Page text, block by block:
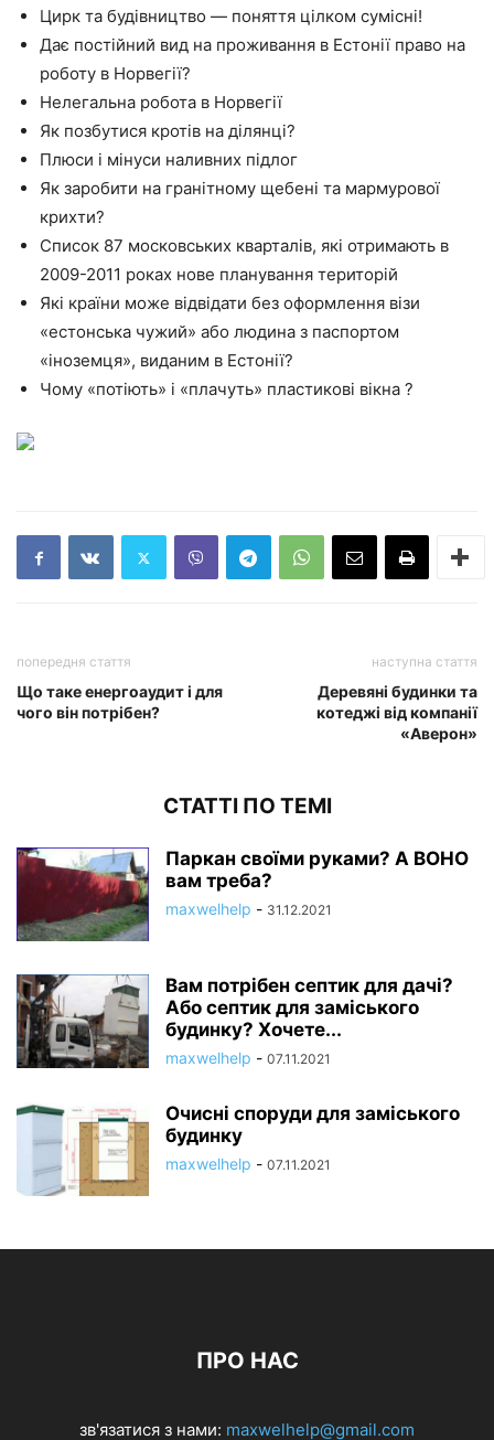
Цирк та будівництво — поняття цілком сумісні!
Дає постійний вид на проживання в Естонії право на
роботу в Норвегії?
Нелегальна робота в Норвегії
Як позбутися кротів на ділянці?
Плюси і мінуси наливних підлог
Як заробити на гранітному щебені та мармурової
крихти?
Список 87 московських кварталів, які отримають в
2009-2011 роках нове планування територій
Які країни може відвідати без оформлення візи
«естонська чужий» або людина з паспортом
«іноземця», виданим в Естонії?
Чому «потіють» і «плачуть» пластикові вікна ?
попередня стаття
Що таке енергоаудит і для
чого він потрібен?
наступна стаття
Деревяні будинки та
котеджі від компанії
«Аверон»
СТАТТІ ПО ТЕМІ
Паркан своїми руками? А ВОНО
вам треба?
maxwelhelp - 31.12.2021
Вам потрібен септик для дачі?
Або септик для заміського
будинку? Хочете...
maxwelhelp - 07.11.2021
Очисні споруди для заміського
будинку
maxwelhelp - 07.11.2021
ПРО НАС
зв'язатися з нами: maxwelhelp@gmail.com